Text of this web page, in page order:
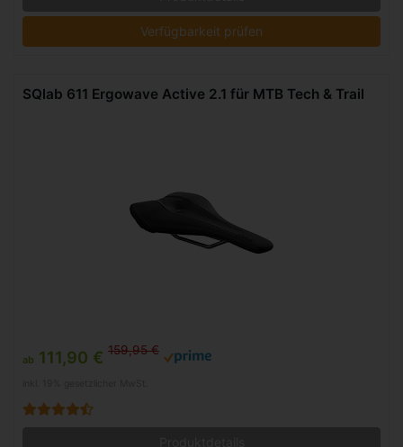
Verfügbarkeit prüfen
SQlab 611 Ergowave Active 2.1 für MTB Tech & Trail
ab 111,90 € 159,95 €